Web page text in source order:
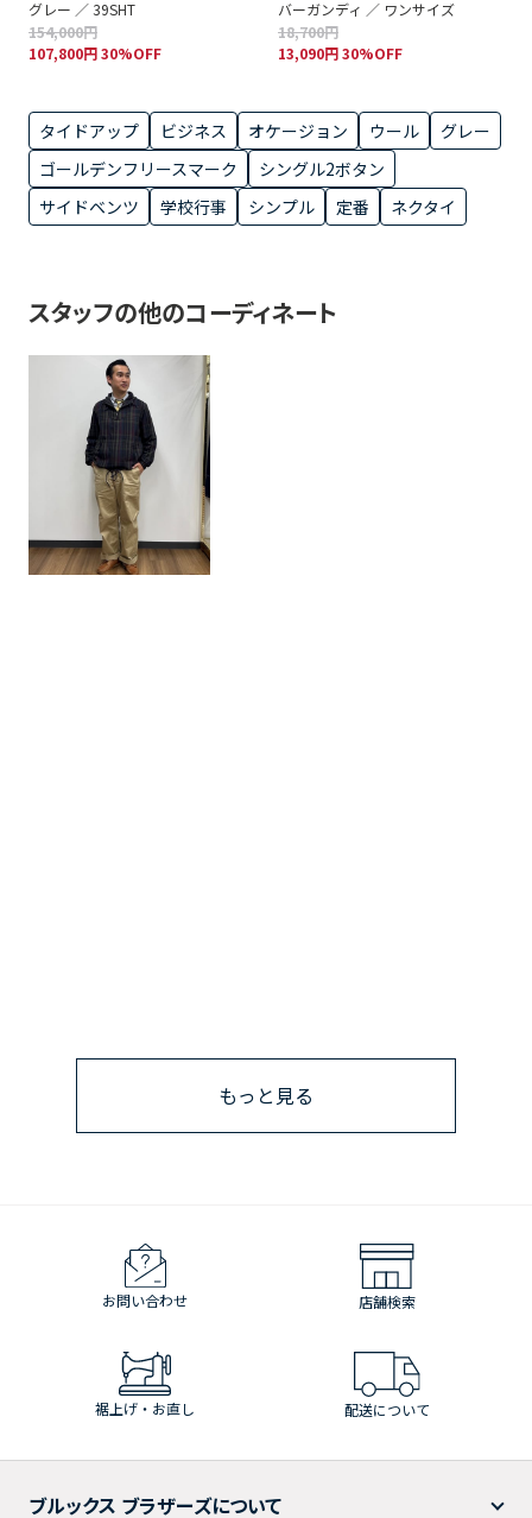
グレー ／ 39SHT
154,000円
107,800円 30%OFF
バーガンディ ／ ワンサイズ
18,700円
13,090円 30%OFF
タイドアップ ビジネス オケージョン ウール
グレー
ゴールデンフリースマーク
シングル2ボタン
サイドベンツ
学校行事 シンプル 定番 ネクタイ
スタッフの他のコーディネート
もっと見る
お問い合わせ 店舗検索
裾上げ・お直し 配送について
ブルックス ブラザーズについて